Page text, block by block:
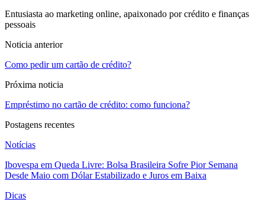
Entusiasta ao marketing online, apaixonado por crédito e finanças
pessoais
Noticia anterior
Como pedir um cartão de crédito?
Próxima noticia
Empréstimo no cartão de crédito: como funciona?
Postagens recentes
Notícias
Ibovespa em Queda Livre: Bolsa Brasileira Sofre Pior Semana
Desde Maio com Dólar Estabilizado e Juros em Baixa
Dicas